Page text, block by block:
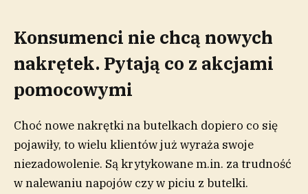
Konsumenci nie chcą nowych
nakrętek. Pytają co z akcjami
pomocowymi
Choć nowe nakrętki na butelkach dopiero co się
pojawiły, to wielu klientów już wyraża swoje
niezadowolenie. Są krytykowane m.in. za trudność
w nalewaniu napojów czy w piciu z butelki.